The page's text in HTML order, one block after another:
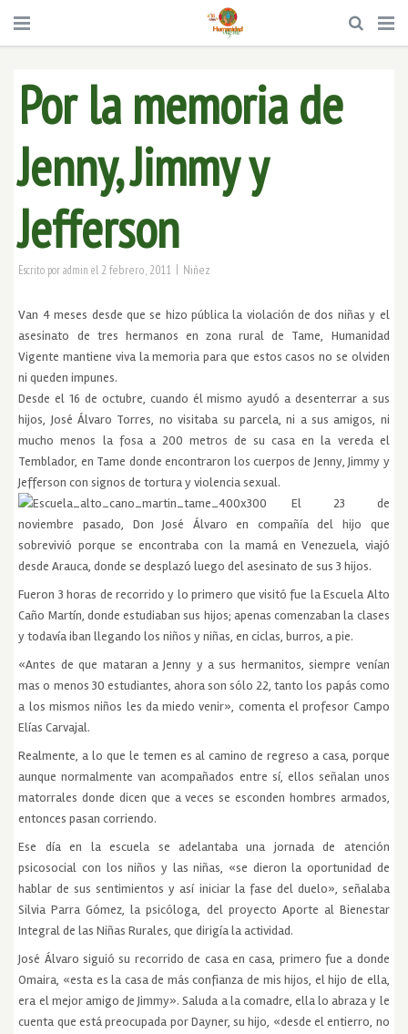
Por la memoria de
Jenny, Jimmy y
Jefferson
Escrito poradmin el 2 febrero, 2011 | Niñez
Van 4 meses desde que se hizo pública la violación de dos niñas y el
asesinato de tres hermanos en zona rural de Tame, Humanidad
Vigente mantiene viva la memoria para que estos casos no se olviden
ni queden impunes.
Desde el 16 de octubre, cuando él mismo ayudó a desenterrar a sus
hijos, José Álvaro Torres, no visitaba su parcela, ni a sus amigos, ni
mucho menos la fosa a 200 metros de su casa en la vereda el
Temblador, en Tame donde encontraron los cuerpos de Jenny, Jimmy y
Jefferson con signos de tortura y violencia sexual.
El 23 de
noviembre pasado, Don José Álvaro en compañía del hijo que
sobrevivió porque se encontraba con la mamá en Venezuela, viajó
desde Arauca, donde se desplazó luego del asesinato de sus 3 hijos.
Fueron 3 horas de recorrido y lo primero que visitó fue la Escuela Alto
Caño Martín, donde estudiaban sus hijos; apenas comenzaban la clases
y todavía iban llegando los niños y niñas, en ciclas, burros, a pie.
«Antes de que mataran a Jenny y a sus hermanitos, siempre venían
mas o menos 30 estudiantes, ahora son sólo 22, tanto los papás como
a los mismos niños les da miedo venir», comenta el profesor Campo
Elías Carvajal.
Realmente, a lo que le temen es al camino de regreso a casa, porque
aunque normalmente van acompañados entre sí, ellos señalan unos
matorrales donde dicen que a veces se esconden hombres armados,
entonces pasan corriendo.
Ese día en la escuela se adelantaba una jornada de atención
psicosocial con los niños y las niñas, «se dieron la oportunidad de
hablar de sus sentimientos y así iniciar la fase del duelo», señalaba
Silvia Parra Gómez, la psicóloga, del proyecto Aporte al Bienestar
Integral de las Niñas Rurales, que dirigía la actividad.
José Álvaro siguió su recorrido de casa en casa, primero fue a donde
Omaira, «esta es la casa de más confianza de mis hijos, el hijo de ella,
era el mejor amigo de Jimmy». Saluda a la comadre, ella lo abraza y le
cuenta que está preocupada por Dayner, su hijo, «desde el entierro, no